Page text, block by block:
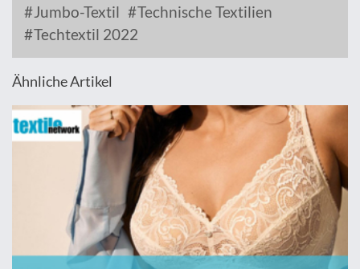
Jumbo-Textil
Technische Textilien
Techtextil 2022
Ähnliche Artikel